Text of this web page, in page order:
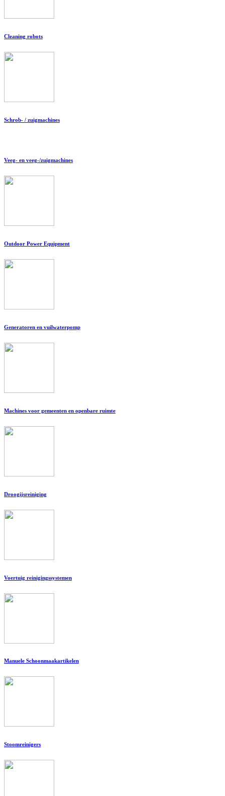
Cleaning robots
Schrob- / zuigmachines
Veeg- en veeg-/zuigmachines
Outdoor Power Equipment
Generatoren en vuilwaterpomp
Machines voor gemeenten en openbare ruimte
Droogijsreiniging
Voertuig reinigingssystemen
Manuele Schoonmaakartikelen
Stoomreinigers